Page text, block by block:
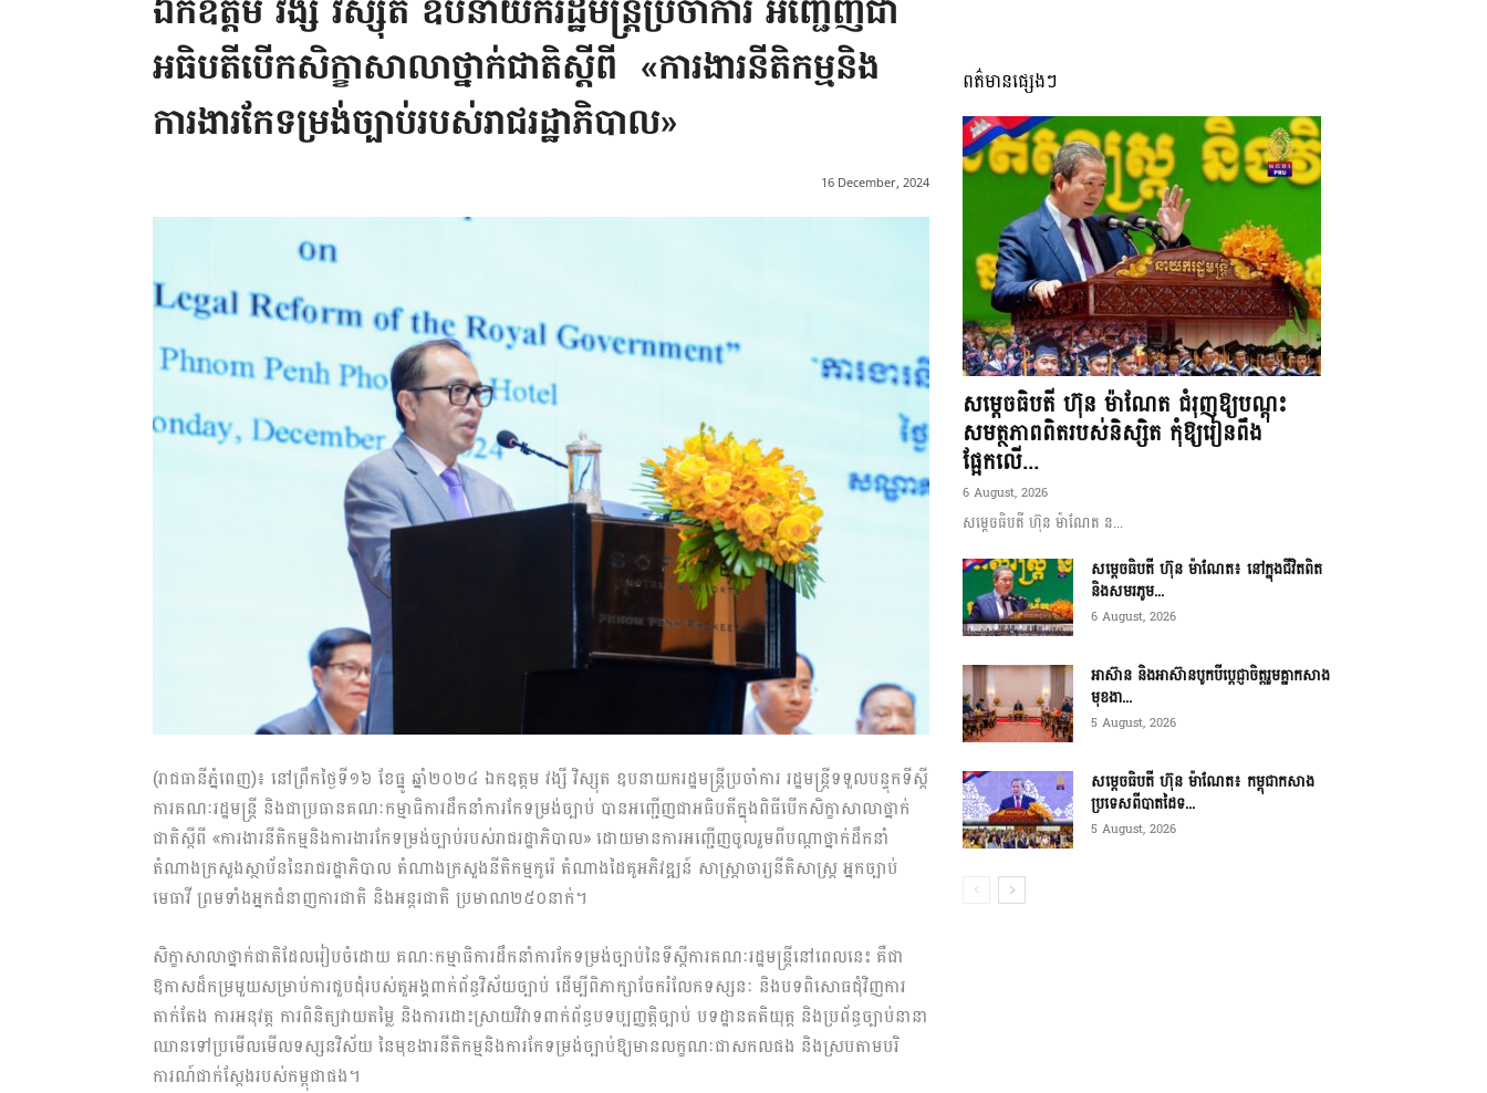
ព័ត៌មាន​
និង
ប្រតិកម្ម
រហ័ស
ឯកឧត្តម វង្សី វិស្សុត ឧបនាយករដ្ឋមន្ត្រីប្រចាំការ អញ្ជើញជា
អធិបតីបើកសិក្ខាសាលាថ្នាក់ជាតិស្តីពី «ការងារនីតិកម្មនិង
ការងារកែទម្រង់ច្បាប់របស់រាជរដ្ឋាភិបាល»
16 December, 2024
(រាជធានីភ្នំពេញ)៖ នៅព្រឹកថ្ងៃទី១៦ ខែធ្នូ ឆ្នាំ២០២៤ ឯកឧត្តម វង្សី វិស្សុត ឧបនាយករដ្ឋមន្ត្រីប្រចាំការ រដ្ឋមន្ត្រីទទួលបន្ទុកទីស្តី
ការគណៈរដ្ឋមន្ត្រី និងជាប្រធានគណៈកម្មាធិការដឹកនាំការកែទម្រង់ច្បាប់ បានអញ្ជើញជាអធិបតីក្នុងពិធីបើកសិក្ខាសាលាថ្នាក់
ជាតិស្តីពី «ការងារនីតិកម្មនិងការងារកែទម្រង់ច្បាប់របស់រាជរដ្ឋាភិបាល» ដោយមានការអញ្ជើញចូលរួមពីបណ្តាថ្នាក់ដឹកនាំ
តំណាងក្រសួងស្ថាប័ននៃរាជរដ្ឋាភិបាល តំណាងក្រសួងនីតិកម្មកូរ៉េ តំណាងដៃគូអភិវឌ្ឍន៍ សាស្ត្រាចារ្យនីតិសាស្ត្រ អ្នកច្បាប់
មេធាវី ព្រមទាំងអ្នកជំនាញការជាតិ និងអន្តរជាតិ ប្រមាណ២៥០នាក់។
សិក្ខាសាលាថ្នាក់ជាតិដែលរៀបចំដោយ គណៈកម្មាធិការដឹកនាំការកែទម្រង់ច្បាប់នៃទីស្តីការគណៈរដ្ឋមន្ត្រីនៅពេលនេះ គឺជា
ឱកាសដ៏កម្រមួយសម្រាប់ការជួបជុំរបស់តួអង្គពាក់ព័ន្ធវិស័យច្បាប់ ដើម្បីពិភាក្សាចែករំលែកទស្សនៈ និងបទពិសោធជុំវិញការ
តាក់តែង ការអនុវត្ត ការពិនិត្យវាយតម្លៃ និងការដោះស្រាយវិវាទពាក់ព័ន្ធបទប្បញ្ញត្តិច្បាប់ បទដ្ឋានគតិយុត្ត និងប្រព័ន្ធច្បាប់នានា
ឈានទៅប្រមើលមើលទស្សនវិស័យ នៃមុខងារនីតិកម្មនិងការកែទម្រង់ច្បាប់ឱ្យមានលក្ខណៈជាសកលផង និងស្របតាមបរិ
ការណ៍ជាក់ស្តែងរបស់កម្ពុជាផង។
ពត៌មានផ្សេងៗ
សម្តេចធិបតី ហ៊ុន ម៉ាណែត ជំរុញឱ្យបណ្តុះ
សមត្ថភាពពិតរបស់និស្សិត កុំឱ្យរៀនពឹង
ផ្អែកលើ...
6 August, 2026
សម្តេចធិបតី ហ៊ុន ម៉ាណែត ន...
សម្តេចធិបតី ហ៊ុន ម៉ាណែត៖ នៅក្នុងជីវិតពិត
និងសមរភូម...
6 August, 2026
អាស៊ាន និងអាស៊ានបូកបីប្តេជ្ញាចិត្តរួមគ្នាកសាង
មុខងា...
5 August, 2026
សម្ដេចធិបតី ហ៊ុន ម៉ាណែត៖ កម្ពុជាកសាង
ប្រទេសពីបាតដៃទ...
5 August, 2026